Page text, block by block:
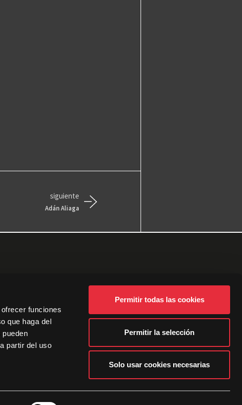
funciones
que haga del
partir del uso
Permitir todas las cookies
Permitir la selección
Solo usar cookies necesarias
siguiente
Adán Aliaga